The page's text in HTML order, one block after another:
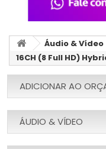
Áudio & Vídeo
16CH (8 Full HD)
ADICIONAR AO
ÁUDIO & VÍDEO